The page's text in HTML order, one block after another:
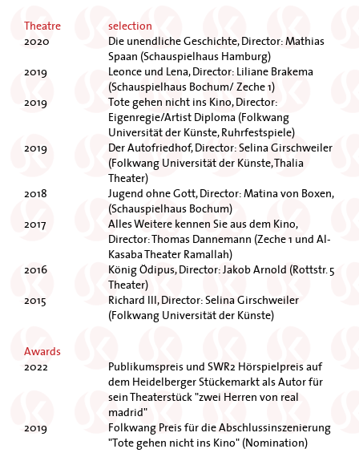
Theatre
selection
2020 Die unendliche Geschichte, Director: Mathias
Spaan (Schauspielhaus Hamburg)
2019 Leonce und Lena, Director: Liliane Brakema
(Schauspielhaus Bochum/ Zeche 1)
2019 Tote gehen nicht ins Kino, Director:
Eigenregie/Artist Diploma (Folkwang
Universität der Künste, Ruhrfestspiele)
2019 Der Autofriedhof, Director: Selina Girschweiler
(Folkwang Universität der Künste, Thalia
Theater)
2018 Jugend ohne Gott, Director: Matina von Boxen,
(Schauspielhaus Bochum)
2017 Alles Weitere kennen Sie aus dem Kino,
Director: Thomas Dannemann (Zeche 1 und Al-
Kasaba Theater Ramallah)
2016 König Ödipus, Director: Jakob Arnold (Rottstr. 5
Theater)
2015 Richard III, Director: Selina Girschweiler
(Folkwang Universität der Künste)
Awards
2022 Publikumspreis und SWR2 Hörspielpreis auf
dem Heidelberger Stückemarkt als Autor für
sein Theaterstück "zwei Herren von real
madrid"
2019 Folkwang Preis für die Abschlussinszenierung
"Tote gehen nicht ins Kino" (Nomination)